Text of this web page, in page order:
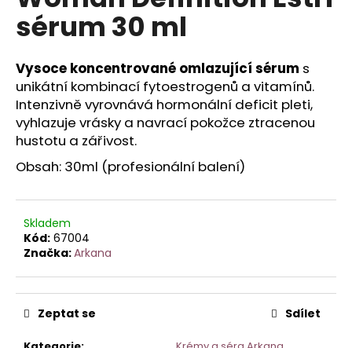
z
hvězdiček.
sérum 30 ml
Vysoce koncentrované omlazující sérum s
unikátní kombinací fytoestrogenů a vitamínů.
Intenzivně vyrovnává hormonální deficit pleti,
vyhlazuje vrásky a navrací pokožce ztracenou
hustotu a zářivost.
Obsah: 30ml (profesionální balení)
Skladem
Kód: 67004
Značka:Arkana
Zeptat se Sdílet
a
j
í
t
?
D
u